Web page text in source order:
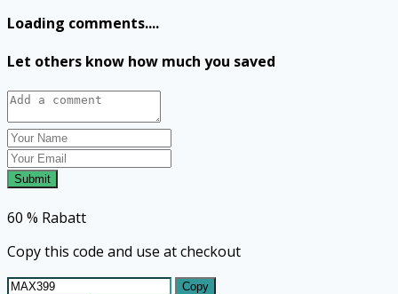
Loading comments....
Let others know how much you saved
Submit
60 % Rabatt
Copy this code and use at checkout
Copy